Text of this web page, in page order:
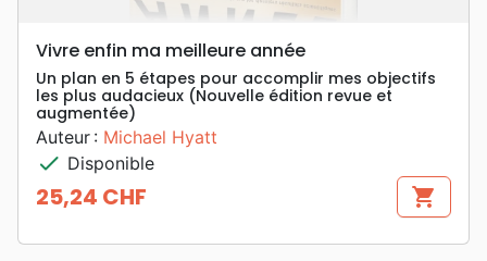
Vivre enfin ma meilleure année
Un plan en 5 étapes pour accomplir mes objectifs
les plus audacieux (Nouvelle édition revue et
augmentée)
Auteur : Michael Hyatt
check Disponible
Prix
25,24 CHF shopping_cart